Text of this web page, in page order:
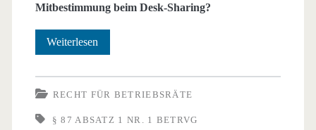
Mitbestimmung beim Desk-Sharing?
Weiterlesen
–
Wo
RECHT FÜR BETRIEBSRÄTE
§ 87 ABSATZ 1 NR. 1 BETRVG